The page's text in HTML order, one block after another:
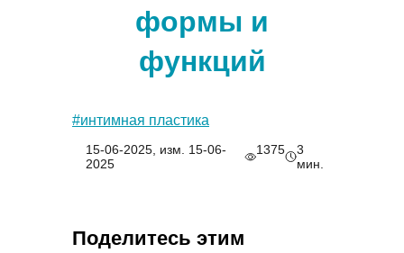
формы и
функций
#интимная пластика
15-06-2025, изм. 15-06-
2025
1375
3
мин.
Поделитесь этим